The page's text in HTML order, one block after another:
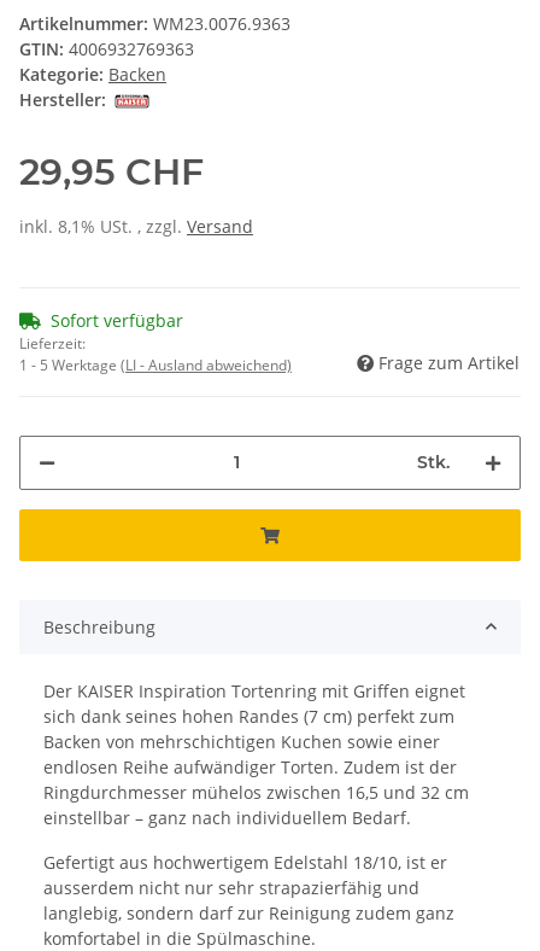
Artikelnummer: WM23.0076.9363
GTIN: 4006932769363
Kategorie: Backen
Hersteller:
29,95 CHF
inkl. 8,1% USt. , zzgl. Versand
Sofort verfügbar
Lieferzeit:
1 - 5 Werktage (LI - Ausland abweichend) Frage zum Artikel
Stk.
Beschreibung
Der KAISER Inspiration Tortenring mit Griffen eignet
sich dank seines hohen Randes (7 cm) perfekt zum
Backen von mehrschichtigen Kuchen sowie einer
endlosen Reihe aufwändiger Torten. Zudem ist der
Ringdurchmesser mühelos zwischen 16,5 und 32 cm
einstellbar – ganz nach individuellem Bedarf.
Gefertigt aus hochwertigem Edelstahl 18/10, ist er
ausserdem nicht nur sehr strapazierfähig und
langlebig, sondern darf zur Reinigung zudem ganz
komfortabel in die Spülmaschine.